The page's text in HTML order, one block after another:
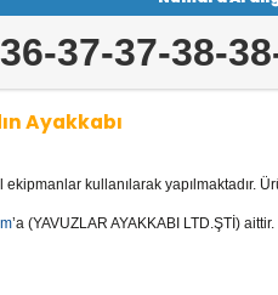
36-37-37-38-
Ayakkabı
Bayan Ayakkabı
Deri Ayakkabılar,
mevcuttur.
kullanılarak yapılmaktadır.
’a (YAVUZLAR AYAKKABI LTD.ŞTİ)